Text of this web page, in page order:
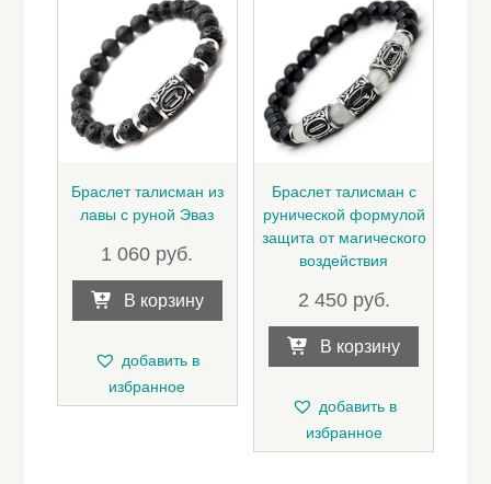
Браслет талисман из
лавы с руной Эваз
1 060 руб.
В корзину
добавить в
избранное
Браслет талисман с
рунической формулой
защита от магического
воздействия
2 450 руб.
В корзину
добавить в
избранное